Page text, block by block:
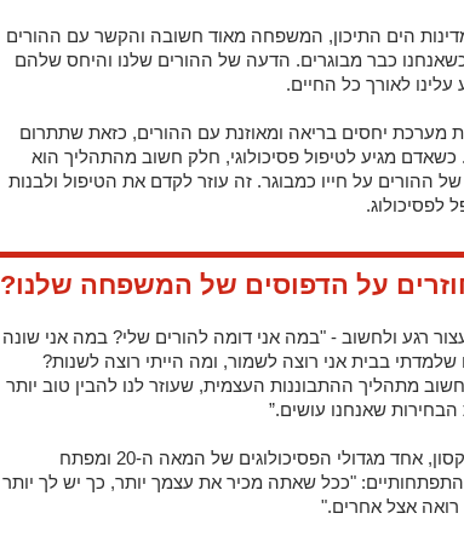
הים התיכון, המשפחה מאוד חשובה והקשר עם ההורים
כבר מבוגרים. הדעה של ההורים שלנו והיחס שלהם
עלינו לאורך כל החיים.
מערכת יחסים בריאה ומאוזנת עם ההורים, כזאת שתתרום
כשאדם מגיע לטיפול פסיכולוגי, חלק חשוב מהתהליך הוא
ההורים על חייו כמבוגר. זה עוזר לקדם את הטיפול ולבנות
לפסיכולוג.
על הדפוסים של המשפחה שלנו?
רגע ולחשוב - "במה אני דומה להורים שלי? במה אני שונה
בבית אני רוצה לשמור, ומה הייתי רוצה לשנות?
מתהליך ההתבוננות העצמית, שעוזר לנו להבין טוב יותר
שאנחנו עושים.”
כפי שאמר אריק אריקסון, אחד מגדולי הפסיכולוגים של המאה ה-20 ומפתח
"ככל שאתה מכיר את עצמך יותר, כך יש לך יותר
אצל אחרים."